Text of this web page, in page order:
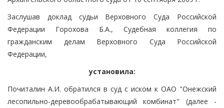
Заслушав доклад судьи Верховного Суда Российской
Федерации Горохова Б.А., Судебная коллегия по
гражданским делам Верховного Суда Российской
Федерации,
установила:
Почиталин А.И. обратился в суд с иском к ОАО "Онежский
лесопильно-деревообрабатывающий комбинат" (далее -